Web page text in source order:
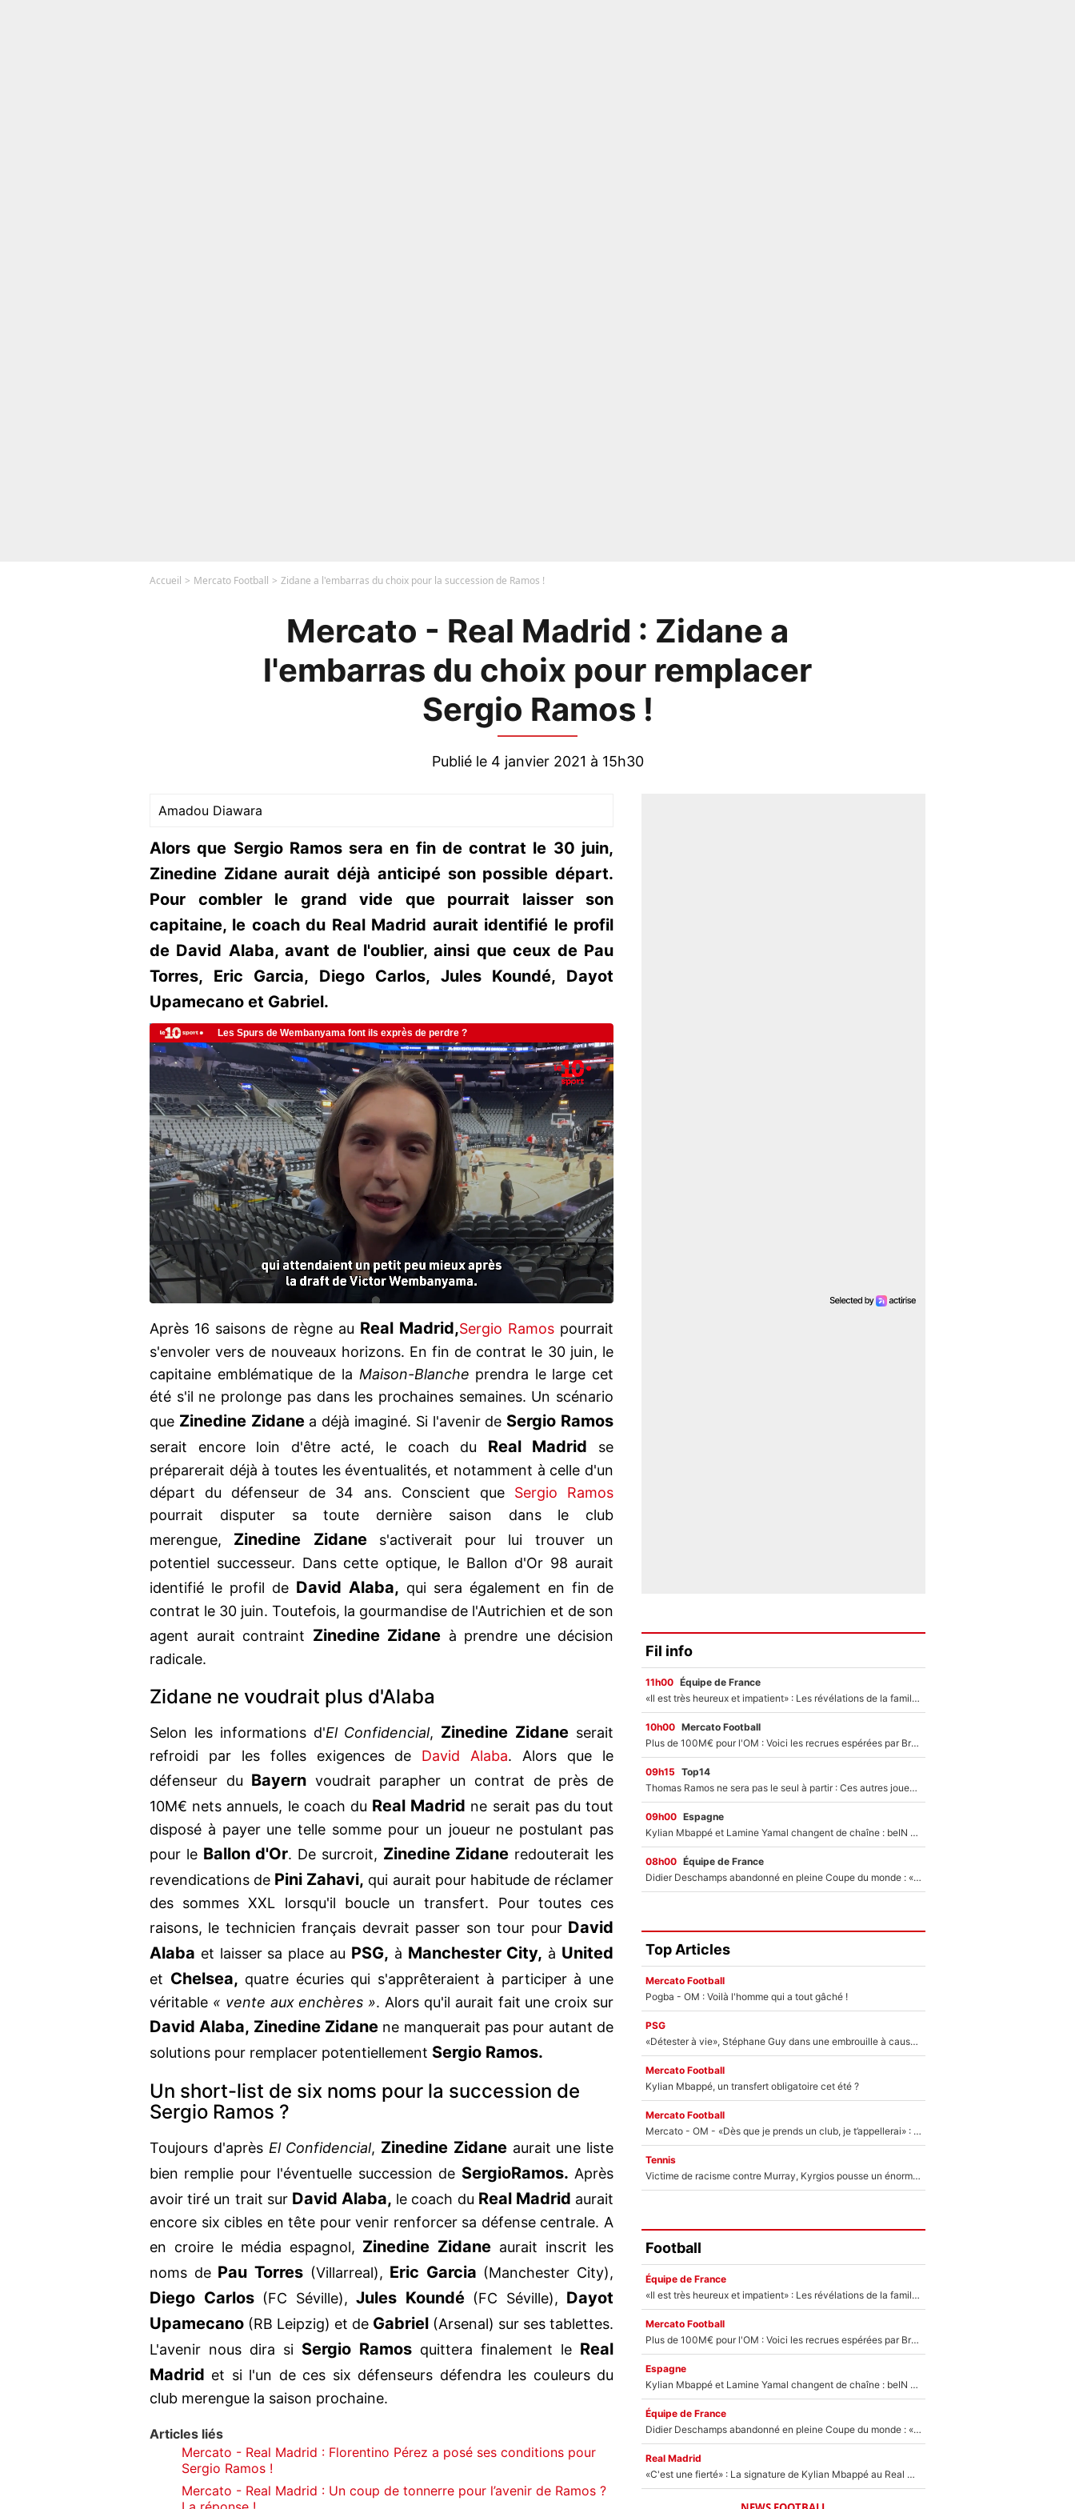
Accueil Mercato Football Zidane a l'embarras du choix pour la succession de Ramos !
Mercato - Real Madrid : Zidane a
l'embarras du choix pour remplacer
Sergio Ramos !
Publié le 4 janvier 2021 à 15h30
Amadou Diawara
Alors que Sergio Ramos sera en fin de contrat le 30 juin,
Zinedine Zidane aurait déjà anticipé son possible départ.
Pour combler le grand vide que pourrait laisser son
capitaine, le coach du Real Madrid aurait identifié le profil
de David Alaba, avant de l'oublier, ainsi que ceux de Pau
Torres, Eric Garcia, Diego Carlos, Jules Koundé, Dayot
Upamecano et Gabriel.
Après 16 saisons de règne au Real Madrid,Sergio Ramos pourrait
s'envoler vers de nouveaux horizons. En fin de contrat le 30 juin, le
capitaine emblématique de la Maison-Blanche prendra le large cet
été s'il ne prolonge pas dans les prochaines semaines. Un scénario
que Zinedine Zidanea déjà imaginé. Si l'avenir de Sergio Ramos
serait encore loin d'être acté, le coach du Real Madrid se
préparerait déjà à toutes les éventualités, et notamment à celle d'un
départ du défenseur de 34 ans. Conscient que Sergio Ramos
pourrait disputer sa toute dernière saison dans le club
merengue, Zinedine Zidanes'activerait pour lui trouver un
potentiel successeur. Dans cette optique, le Ballon d'Or 98 aurait
identifié le profil de David Alaba, qui sera également en fin de
contrat le 30 juin. Toutefois, la gourmandise de l'Autrichien et de son
agent aurait contraint Zinedine Zidane à prendre une décision
radicale.
Zidane ne voudrait plus d'Alaba
Selon les informations d'El Confidencial, Zinedine Zidane serait
refroidi par les folles exigences de David Alaba. Alors que le
défenseur du Bayern voudrait parapher un contrat de près de
10M€ nets annuels, le coach du Real Madrid ne serait pas du tout
disposé à payer une telle somme pour un joueur ne postulant pas
pour le Ballon d'Or. De surcroit, Zinedine Zidane redouterait les
revendications de Pini Zahavi, qui aurait pour habitude de réclamer
des sommes XXL lorsqu'il boucle un transfert. Pour toutes ces
raisons, le technicien français devrait passer son tour pour David
Alaba et laisser sa place au PSG, à Manchester City, à United
et Chelsea, quatre écuries qui s'apprêteraient à participer à une
véritable « vente aux enchères ». Alors qu'il aurait fait une croix sur
David Alaba, Zinedine Zidane ne manquerait pas pour autant de
solutions pour remplacer potentiellement Sergio Ramos.
Un short-list de six noms pour la succession de
Sergio Ramos ?
Toujours d'après El Confidencial, Zinedine Zidaneaurait une liste
bien remplie pour l'éventuelle succession de SergioRamos. Après
avoir tiré un trait sur David Alaba, le coach du Real Madrid aurait
encore six cibles en tête pour venir renforcer sa défense centrale. A
en croire le média espagnol, Zinedine Zidane aurait inscrit les
noms de Pau Torres(Villarreal), Eric Garcia (Manchester City),
Diego Carlos(FC Séville), Jules Koundé(FC Séville), Dayot
Upamecano (RB Leipzig) et de Gabriel (Arsenal) sur ses tablettes.
L'avenir nous dira si Sergio Ramos quittera finalement le Real
Madrid et si l'un de ces six défenseurs défendra les couleurs du
club merengue la saison prochaine.
Articles liés
Mercato - Real Madrid : Florentino Pérez a posé ses conditions pour
Sergio Ramos !
Mercato - Real Madrid : Un coup de tonnerre pour l’avenir de Ramos ?
Fil info
11h00 Équipe de France
«Il est très heureux et impatient» : Les révélations de la famille Zidane sur sa prise de pouvoir en équipe de France !
10h00 Mercato Football
Plus de 100M€ pour l'OM : Voici les recrues espérées par Bruno Genesio et Grégory Lorenzi après l’opération dégraissage
09h15 Top14
Thomas Ramos ne sera pas le seul à partir : Ces autres joueurs du XV de France pourraient aussi quitter le Stade Toulousain, un club de Top 14 est déjà sur les rangs
09h00 Espagne
Kylian Mbappé et Lamine Yamal changent de chaîne : beIN SPORTS ne digère pas cette décision historique et prédit un fiasco pour la Liga
08h00 Équipe de France
Didier Deschamps abandonné en pleine Coupe du monde : «La FFF était déjà passée à Zinedine Zidane»
Top Articles
Mercato Football
Pogba - OM : Voilà l'homme qui a tout gâché !
PSG
«Détester à vie», Stéphane Guy dans une embrouille à cause du PSG !
Mercato Football
Kylian Mbappé, un transfert obligatoire cet été ?
Mercato Football
Mercato - OM - «Dès que je prends un club, je t’appellerai» : La promesse de Marcelino au moment de claquer la porte
Tennis
Victime de racisme contre Murray, Kyrgios pousse un énorme coup de gueule !
Football
Équipe de France
«Il est très heureux et impatient» : Les révélations de la famille Zidane sur sa prise de pouvoir en équipe de France !
Mercato Football
Plus de 100M€ pour l'OM : Voici les recrues espérées par Bruno Genesio et Grégory Lorenzi après l’opération dégraissage
Espagne
Kylian Mbappé et Lamine Yamal changent de chaîne : beIN SPORTS ne digère pas cette décision historique et prédit un fiasco pour la Liga
Équipe de France
Didier Deschamps abandonné en pleine Coupe du monde : «La FFF était déjà passée à Zinedine Zidane»
Real Madrid
«C'est une fierté» : La signature de Kylian Mbappé au Real Madrid continue de régaler l'Espagne